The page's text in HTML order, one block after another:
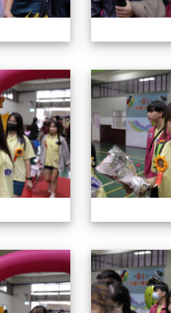
114年畢業典禮
114年畢業典禮
uploads/
file/d/